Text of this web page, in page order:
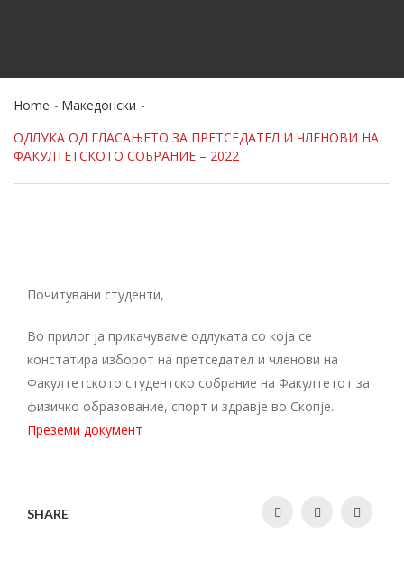
Home
Македонски
ОДЛУКА ОД ГЛАСАЊЕТО ЗА ПРЕТСЕДАТЕЛ И ЧЛЕНОВИ НА
ФАКУЛТЕТСКОТО СОБРАНИЕ – 2022
Почитувани студенти,
Во прилог ја прикачуваме одлуката со која се
констатира изборот на претседател и членови на
Факултетското студентско собрание на Факултетот за
физичко образование, спорт и здравје во Скопје.
Преземи документ
SHARE